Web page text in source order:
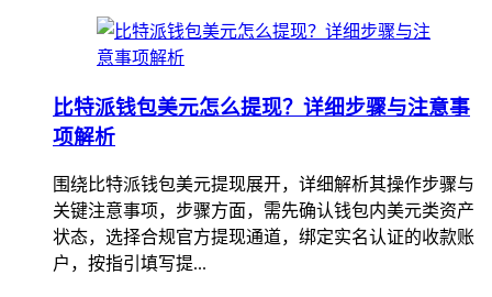
比特派钱包美元怎么提现？详细步骤与注意事
项解析
围绕比特派钱包美元提现展开，详细解析其操作步骤与
关键注意事项，步骤方面，需先确认钱包内美元类资产
状态，选择合规官方提现通道，绑定实名认证的收款账
户，按指引填写提...